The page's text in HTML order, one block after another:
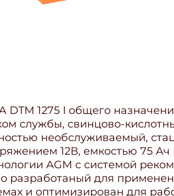
DTM 1275 I общего
службы, свинцово-
необслуживаемый,
12В, емкостью 75 Ач
AGM с системой
разработаный для
и оптимизирован для